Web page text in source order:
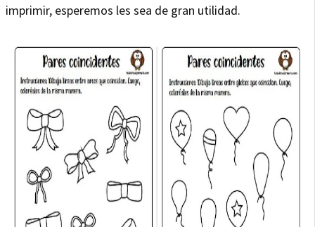
imprimir, esperemos les sea de gran utilidad.